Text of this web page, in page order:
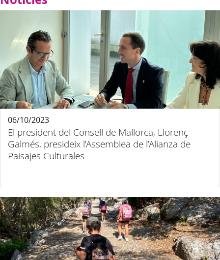
El president del Consell de Mallorca, Llorenç
Galmés, presideix l’Assemblea de l’Alianza de
Paisajes Culturales
06/10/2023